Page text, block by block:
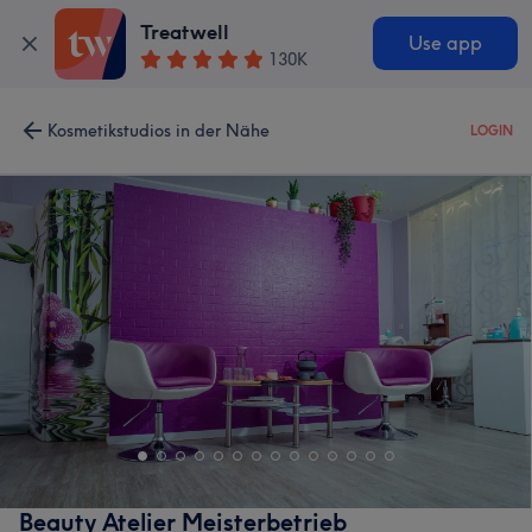
Treatwell
130K
Use app
Kosmetikstudios in der Nähe LOGIN
Beauty Atelier Meisterbetrieb